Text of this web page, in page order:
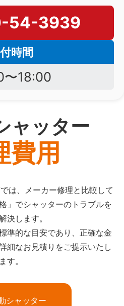
54-3939
時間
〜18:00
ャッター
費用
は、メーカー修理と比較して
」でシャッターのトラブルを
決します。
準的な目安であり、正確な金
細なお見積りをご提示いたし
ます。
シャッター